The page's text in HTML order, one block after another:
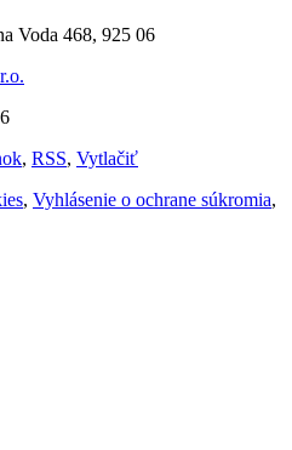
Voda 468, 925 06
, RSS, Vytlačiť
, Vyhlásenie o ochrane súkromia,